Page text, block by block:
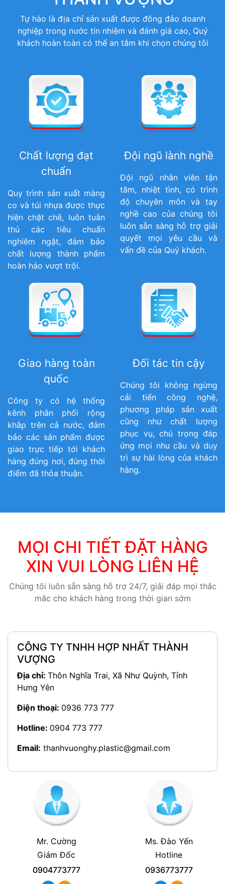
Tự hào là địa chỉ sản xuất được đông đảo doanh
nghiệp trong nước tín nhiệm và đánh giá cao, Quý
khách hoàn toàn có thể an tâm khi chọn chúng tôi
Chất lượng đạt
chuẩn
Quy trình sản xuất màng
co và túi nhựa được thực
hiện chặt chẽ, luôn tuân
thủ các tiêu chuẩn
nghiêm ngặt, đảm bảo
chất lượng thành phẩm
hoàn hảo vượt trội.
Đội ngũ lành nghề
Đội ngũ nhân viên tận
tâm, nhiệt tình, có trình
độ chuyên môn và tay
nghề cao của chúng tôi
luôn sẵn sàng hỗ trợ giải
quyết mọi yêu cầu và
vấn đề của Quý khách.
Giao hàng toàn
quốc
Công ty có hệ thống
kênh phân phối rộng
khắp trên cả nước, đảm
bảo các sản phẩm được
giao trực tiếp tới khách
hàng đúng nơi, đúng thời
điểm đã thỏa thuận.
Đối tác tin cậy
Chúng tôi không ngừng
cải tiến công nghệ,
phương pháp sản xuất
cũng như chất lượng
phục vụ, chú trọng đáp
ứng mọi nhu cầu và duy
trì sự hài lòng của khách
hàng.
MỌI CHI TIẾT ĐẶT HÀNG
XIN VUI LÒNG LIÊN HỆ
Chúng tôi luôn sẵn sàng hỗ trợ 24/7, giải đáp mọi thắc
mắc cho khách hàng trong thời gian sớm
CÔNG TY TNHH HỢP NHẤT THÀNH
VƯỢNG
Địa chỉ: Thôn Nghĩa Trai, Xã Như Quỳnh, Tỉnh
Hưng Yên
Điện thoại: 0936 773 777
Hotline: 0904 773 777
Email: thanhvuonghy.plastic@gmail.com
Mr. Cường
Giám Đốc
0904773777
Ms. Đào Yến
Hotline
0936773777